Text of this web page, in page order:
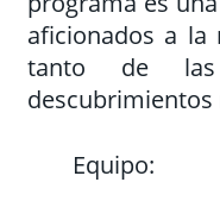
aficionados a la
tanto
de las
descubrimientos
Equipo: